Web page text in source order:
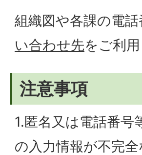
組織図や各課の電
い合わせ先をご利用
注意事項
1.匿名又は電話番
の入力情報が不完